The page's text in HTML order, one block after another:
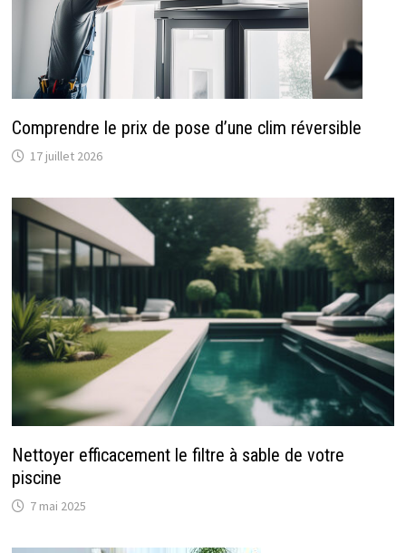
Comprendre le prix de pose d’une clim réversible
17 juillet 2026
Nettoyer efficacement le filtre à sable de votre
piscine
7 mai 2025